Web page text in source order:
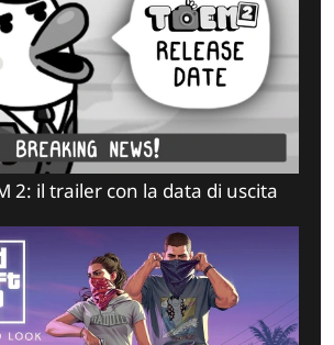
2: il trailer con la data di uscita